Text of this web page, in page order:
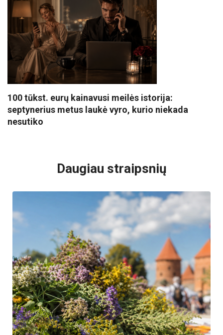
100 tūkst. eurų kainavusi meilės istorija:
septynerius metus laukė vyro, kurio niekada
nesutiko
Daugiau straipsnių